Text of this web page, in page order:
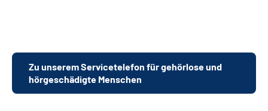
Zu unserem Servicetelefon für gehörlose und
hörgeschädigte Menschen